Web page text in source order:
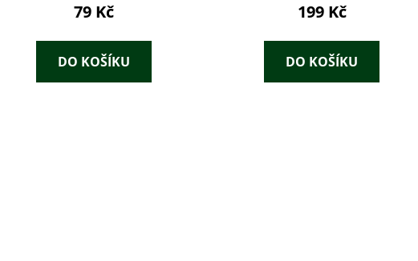
79 Kč
DO KOŠÍKU
199 Kč
DO KOŠÍKU